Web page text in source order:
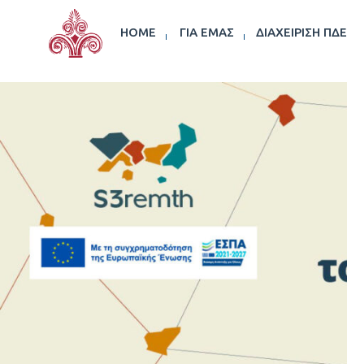
HOME ΓΙΑ ΕΜΆΣ ΔΙΑΧΕΊΡΙΣΗ ΠΔΕ